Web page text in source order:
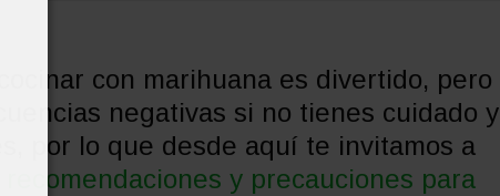
con marihuana es divertido, pero
negativas si no tienes cuidado y
por lo que desde aquí te invitamos a
recomendaciones y precauciones para